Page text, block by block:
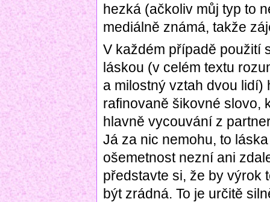
hezká (ačkoliv můj typ to
mediálně známá, takže
V každém případě použití
láskou (v celém textu
a milostný vztah dvou lidí)
rafinovaně šikovné slovo,
hlavně vycouvání z
Já za nic nemohu, to
ošemetnost nezní ani
představte si, že by výrok
být zrádná. To je určitě